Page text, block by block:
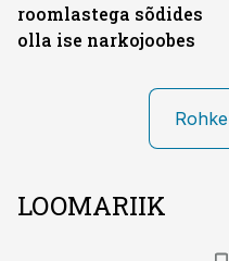
roomlastega sõdides
olla ise narkojoobes
LOOMARIIK